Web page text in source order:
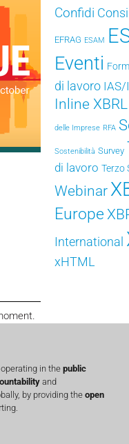
Confidi
EFRAG ESAM
Eventi
di lavoro IAS/
Inline XBRL
delle Imprese RFA
Sostenibilità Survey
di lavoro Terzo
Webinar
Europe
International
xHTML
operating in the public
and
by providing the open